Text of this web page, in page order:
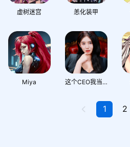
虚树迷宫 恙化装甲
Miya 这个CEO我当定了
1 2